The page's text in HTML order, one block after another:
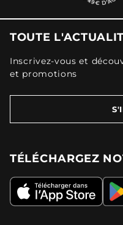
TOUTE
Inscrivez-vous et
et promotions
TÉLÉCHARGEZ